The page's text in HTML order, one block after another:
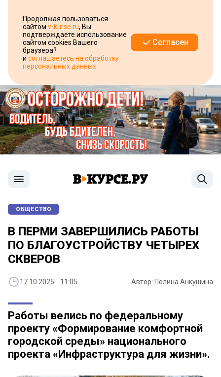
Продолжая пользоваться
сайтом v-kurse.ru, Вы
подтверждаете использование
сайтом cookies Вашего
браузера?
и соглашаетесь на обработку
персональных данных
Согласен
ОБЩЕСТВО
В ПЕРМИ ЗАВЕРШИЛИСЬ РАБОТЫ
ПО БЛАГОУСТРОЙСТВУ ЧЕТЫРЕХ
СКВЕРОВ
17.10.2025 11:05 Автор: Полина Анкушина
Работы велись по федеральному
проекту «Формирование комфортной
городской среды» национального
проекта «Инфраструктура для жизни».